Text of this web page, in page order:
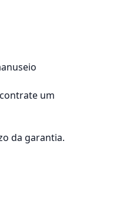
um
da garantia.